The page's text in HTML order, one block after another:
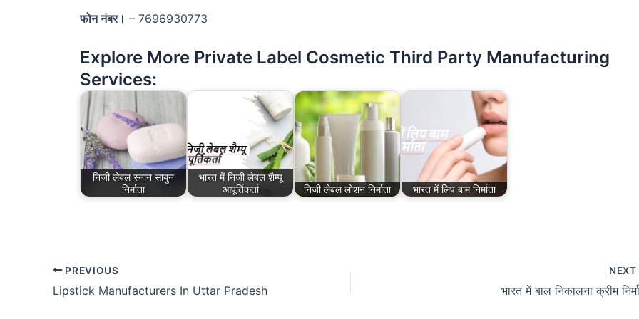
फोन नंबर। – 7696930773
Explore More Private Label Cosmetic Third Party Manufacturing
Services:
निजी लेबल स्नान साबुन
निर्माता
भारत में निजी लेबल शैम्पू
आपूर्तिकर्ता
निजी लेबल लोशन निर्माता भारत में लिप बाम निर्माता
PREVIOUS
Lipstick Manufacturers In Uttar Pradesh
NEXT
भारत में बाल निकालना क्रीम